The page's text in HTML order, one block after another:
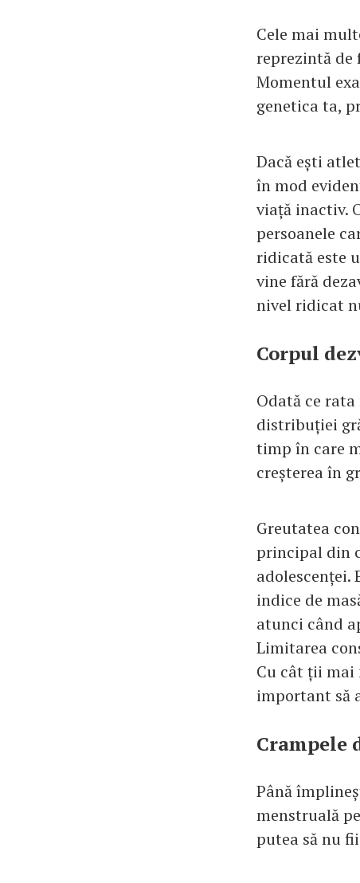
Cele mai
reprezintă de
Momentul
genetica ta,
Dacă ești
în mod
viață inactiv.
persoanele
ridicată este
vine fără
nivel ridicat
Corpul
Odată ce
distribuției
timp în care
creșterea în
Greutatea
principal din
adolescenței.
indice de
atunci când
Limitarea
Cu cât ții mai
important să
Crampele
Până
menstruală
putea să nu